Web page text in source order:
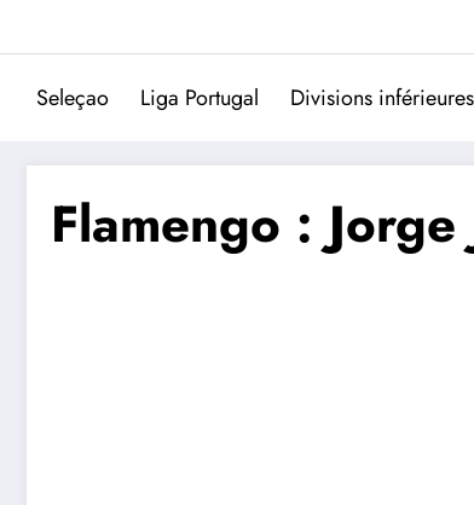
Seleçao Liga Portugal Divisions inférieures
Flamengo :